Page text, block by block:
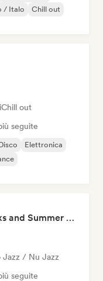
/ Italo
Chill out
Chill out
seguite
Elettronica
Start Me Up! Pre-drinks and Summer Party 🍹
Jazz / Nu Jazz
seguite